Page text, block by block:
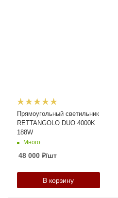
Прямоугольный светильник
RETTANGOLO DUО 4000K
188W
Много
48 000 ₽/шт
В корзину